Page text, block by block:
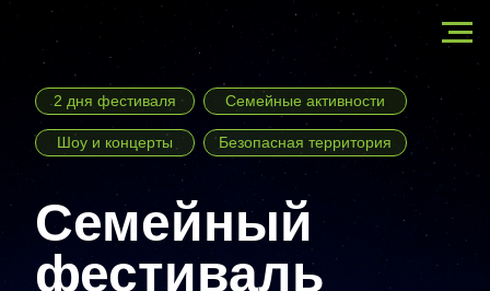
Семейный
фестиваль
на Графской
Поляне
Безопасная территория
Шоу и концерты
Семейные активности
2 дня фестиваля